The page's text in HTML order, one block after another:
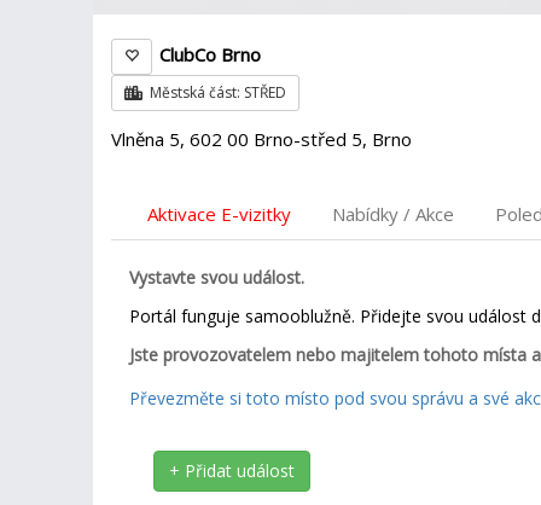
ClubCo Brno
Městská část: STŘED
Vlněna 5, 602 00 Brno-střed 5, Brno
Aktivace E-vizitky Nabídky / Akce
Vystavte svou událost.
Portál funguje samooblužně. Přidejte svou událost
Jste provozovatelem nebo majitelem tohoto místa
Převezměte si toto místo pod svou správu a své
+ Přidat událost